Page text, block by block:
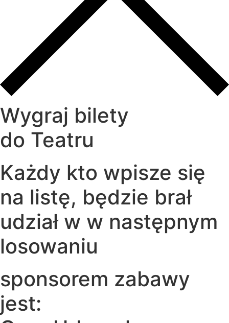
Wygraj bilety
do Teatru
Każdy kto wpisze się
na listę, będzie brał
udział w w następnym
losowaniu
sponsorem zabawy
jest: